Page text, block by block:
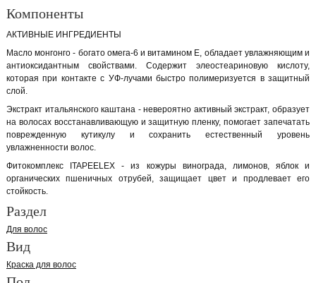
Компоненты
АКТИВНЫЕ ИНГРЕДИЕНТЫ
Масло монгонго - богато омега-6 и витамином Е, обладает увлажняющим и
антиоксидантным свойствами. Содержит элеостеариновую кислоту,
которая при контакте с УФ-лучами быстро полимеризуется в защитный
слой.
Экстракт итальянского каштана - невероятно активный экстракт, образует
на волосах восстанавливающую и защитную пленку, помогает запечатать
поврежденную кутикулу и сохранить естественный уровень
увлажненности волос.
Фитокомплекс ITAPEELEX - из кожуры винограда, лимонов, яблок и
органических пшеничных отрубей, защищает цвет и продлевает его
стойкость.
Раздел
Для волос
Вид
Краска для волос